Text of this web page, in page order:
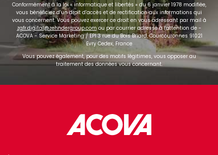
Conformément à la loi « informatique et libertés » du 6 janvier 1978 modifiée,
vous bénéficiez d’un droit d’accès et de rectification aux informations qui
vous concernent. Vous pouvez exercer ce droit en vous adressant par mail à
zgfr.digital@zehndergroup.com ou par courrier adressé à l'attention de -
ACOVA - Service Marketing / EPI 3 rue du Bois Briard, Courcouronnes 91021
Evry Cedex, France
Vous pouvez également, pour des motifs légitimes, vous opposer au
traitement des données vous concernant.